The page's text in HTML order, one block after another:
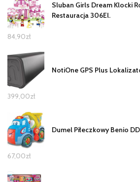
Sluban Girls Dream Klocki
Restauracja 306El.
84,90zł
NotiOne GPS Plus
399,00zł
Dumel Piłeczkowy Benio
67,00zł